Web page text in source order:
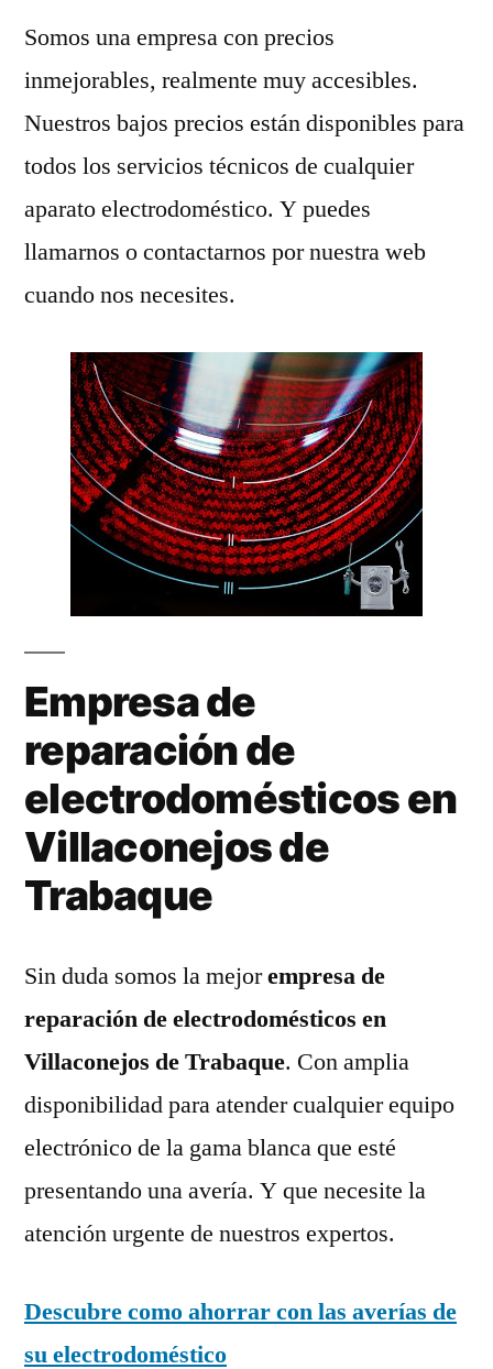
Somos una empresa con precios
inmejorables, realmente muy accesibles.
Nuestros bajos precios están disponibles para
todos los servicios técnicos de cualquier
aparato electrodoméstico. Y puedes
llamarnos o contactarnos por nuestra web
cuando nos necesites.
Empresa de
reparación de
electrodomésticos en
Villaconejos de
Trabaque
Sin duda somos la mejorempresa de
reparación de electrodomésticos en
Villaconejos de Trabaque. Con amplia
disponibilidad para atender cualquier equipo
electrónico de la gama blanca que esté
presentando una avería. Y que necesite la
atención urgente de nuestros expertos.
Descubre como ahorrar con las averías de
su electrodoméstico